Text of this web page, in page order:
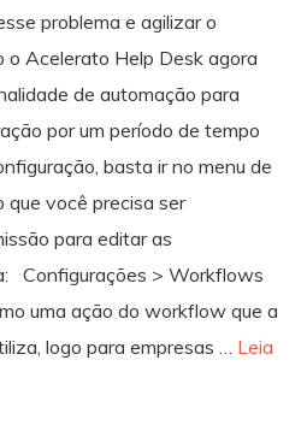
problema e agilizar o
Acelerato Help Desk agora
de automação para
por um período de tempo
basta ir no menu de
que você precisa ser
para editar as
Configurações > Workflows
uma ação do workflow que a
logo para empresas … Leia